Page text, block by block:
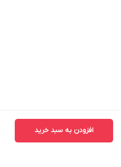
افزودن به سبد خرید